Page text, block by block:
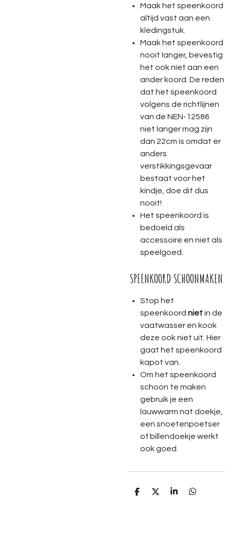
Maak het speenkoord
altijd vast aan een
kledingstuk.
Maak het speenkoord
nooit langer, bevestig
het ook niet aan een
ander koord. De reden
dat het speenkoord
volgens de richtlijnen
van de NEN-12586
niet langer mag zijn
dan 22cm is omdat er
anders
verstikkingsgevaar
bestaat voor het
kindje, doe dit dus
nooit!
Het speenkoord is
bedoeld als
accessoire en niet als
speelgoed.
SPEENKOORD SCHOONMAKEN
Stop het
speenkoord nietin de
vaatwasser en kook
deze ook niet uit. Hier
gaat het speenkoord
kapot van.
Om het speenkoord
schoon te maken
gebruik je een
lauwwarm nat doekje,
een snoetenpoetser
of billendoekje werkt
ook goed.
D
D
S
D